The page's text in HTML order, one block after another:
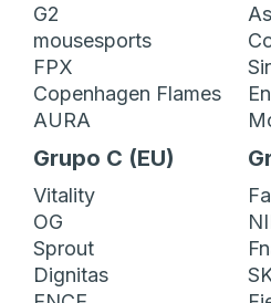
G2
mousesports
FPX
Copenhagen Flames
AURA
Grupo C (EU)
Vitality
OG
Sprout
Dignitas